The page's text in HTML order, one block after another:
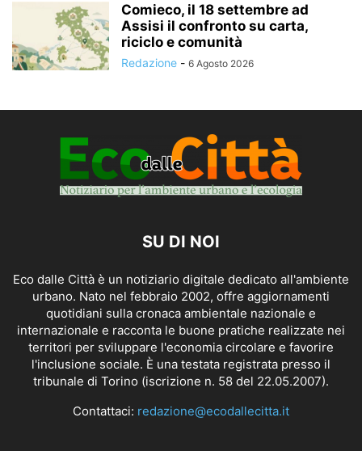
Comieco, il 18 settembre ad
Assisi il confronto su carta,
riciclo e comunità
Redazione - 6 Agosto 2026
SU DI NOI
Eco dalle Città è un notiziario digitale dedicato all'ambiente
urbano. Nato nel febbraio 2002, offre aggiornamenti
quotidiani sulla cronaca ambientale nazionale e
internazionale e racconta le buone pratiche realizzate nei
territori per sviluppare l'economia circolare e favorire
l'inclusione sociale. È una testata registrata presso il
tribunale di Torino (iscrizione n. 58 del 22.05.2007).
Contattaci: redazione@ecodallecitta.it